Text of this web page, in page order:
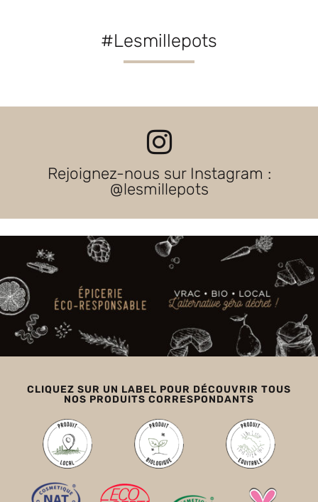
#Lesmillepots
Rejoignez-nous sur Instagram :
@lesmillepots
CLIQUEZ SUR UN LABEL POUR DÉCOUVRIR TOUS
NOS PRODUITS CORRESPONDANTS